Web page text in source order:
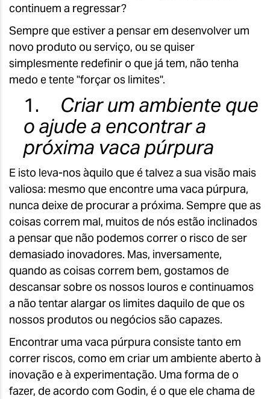
continuem a regressar?
Sempre que estiver a pensar em desenvolver um
novo produto ou serviço, ou se quiser
simplesmente redefinir o que já tem, não tenha
medo e tente "forçar os limites".
1. Criar um ambiente que
o ajude a encontrar a
próxima vaca púrpura
E isto leva-nos àquilo que é talvez a sua visão mais
valiosa: mesmo que encontre uma vaca púrpura,
nunca deixe de procurar a próxima. Sempre que as
coisas correm mal, muitos de nós estão inclinados
a pensar que não podemos correr o risco de ser
demasiado inovadores. Mas, inversamente,
quando as coisas correm bem, gostamos de
descansar sobre os nossos louros e continuamos
a não tentar alargar os limites daquilo de que os
nossos produtos ou negócios são capazes.
Encontrar uma vaca púrpura consiste tanto em
correr riscos, como em criar um ambiente aberto à
inovação e à experimentação. Uma forma de o
fazer, de acordo com Godin, é o que ele chama de